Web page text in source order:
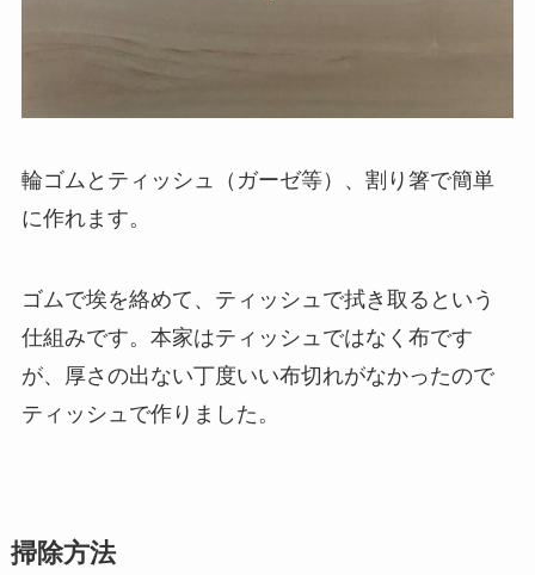
輪ゴムとティッシュ（ガーゼ等）、割り箸で簡単
に作れます。
ゴムで埃を絡めて、ティッシュで拭き取るという
仕組みです。本家はティッシュではなく布です
が、厚さの出ない丁度いい布切れがなかったので
ティッシュで作りました。
掃除方法